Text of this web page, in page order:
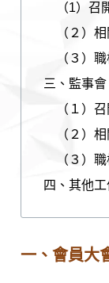
（1）召
（２）
（３）
三、監事會
（１）
（２）
（３）
四、其他
一、會員大